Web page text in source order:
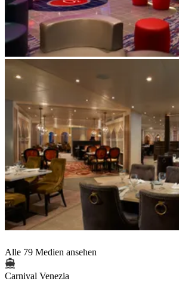
Alle 79 Medien ansehen
Carnival Venezia